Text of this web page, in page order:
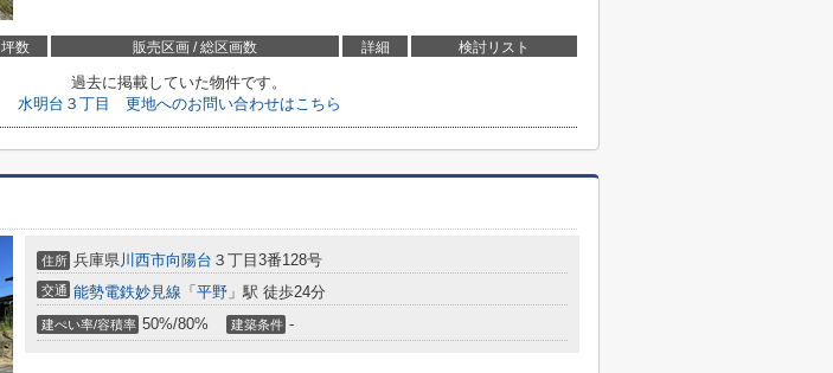
坪数 販売区画 / 総区画数 詳細 検討リスト
過去に掲載していた物件です。
水明台３丁目 更地へのお問い合わせはこちら
住所 兵庫県川西市向陽台 ３丁目3番128号
交通 能勢電鉄妙見線 「 平野 」駅 徒歩24分
建ぺい率/容積率 50%/80% 建築条件 -